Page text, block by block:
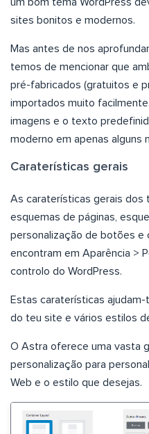
um bom tema WordPress
sites bonitos e modernos.
Mas antes de nos
temos de mencionar que
pré-fabricados (gratuitos e
importados muito
imagens e o texto
moderno em apenas alguns
Caraterísticas gerais
As caraterísticas gerais dos
esquemas de páginas,
personalização de botões e
encontram em Aparência >
controlo do WordPress.
Estas caraterísticas
do teu site e vários estilos
O Astra oferece uma vasta
personalização para
Web e o estilo que desejas.